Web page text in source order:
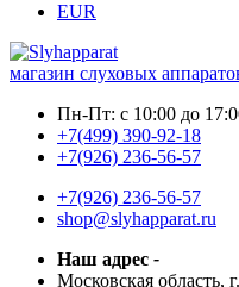
EUR
магазин слуховых
Пн-Пт: с 10:00 до
+7(499) 390-92-18
+7(926) 236-56-57
+7(926) 236-56-57
shop@slyhapparat.ru
Наш адрес -
Московская область,